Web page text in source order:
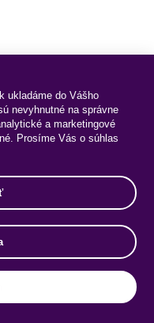
ubytovaný v hoteli,
riadne prihlásený na
totožnosti
dokladu a adresa
môže hotel žiadať
telefónneho
poriadok hotela.
ukladáme do Vášho
nevyhnutné na správne
a marketingové
Prosíme Vás o súhlas